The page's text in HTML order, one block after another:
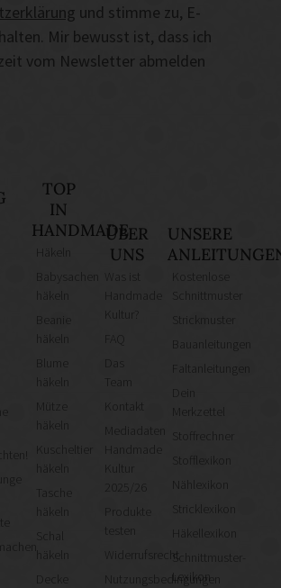
und stimme zu, E-
Mir bewusst ist, dass ich
vom Newsletter abmelden
TOP
IN
HANDMADE
häkeln
häkeln
Mütze
häkeln
Kuscheltier
Tasche
häkeln
ÜBER
UNS
Was ist
Kultur?
Das
Team
Kontakt
Mediadaten
Kultur
2025/26
Produkte
testen
Widerrufsrecht
Nutzungsbedingungen
UNSERE
Kostenlose
Schnittmuster
Strickmuster
Bauanleitungen
Faltanleitungen
Merkzettel
Stoffrechner
Stofflexikon
Nählexikon
Stricklexikon
Häkellexikon
Schnittmuster-
Lexikon